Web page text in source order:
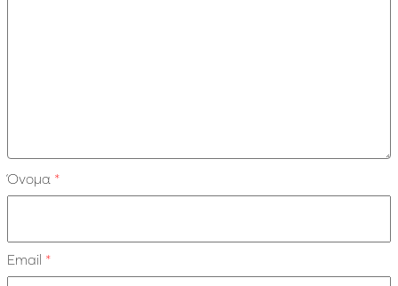
Όνομα *
Email *